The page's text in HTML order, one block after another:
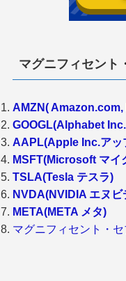
マグニフィセント
AMZN( Amazon.com,
GOOGL(Alphabet
AAPL(Apple Inc.アッ
MSFT(Microsoft マイ
TSLA(Tesla テスラ)
NVDA(NVIDIA エヌビ
META(META メタ)
マグニフィセント・セ